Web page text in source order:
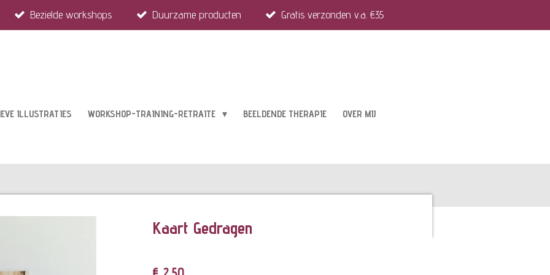
Bezielde workshops Duurzame producten Gratis verzonden v.a. €35
ILLUSTRATIES WORKSHOP-TRAINING-RETRAITE BEELDENDE THERAPIE OVER MIJ
Kaart Gedragen